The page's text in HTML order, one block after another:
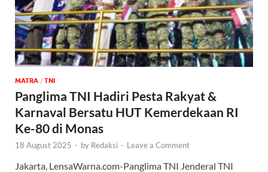
MATRA / TNI
Panglima TNI Hadiri Pesta Rakyat &
Karnaval Bersatu HUT Kemerdekaan RI
Ke-80 di Monas
18 August 2025 - by Redaksi - Leave a Comment
‎Jakarta, LensaWarna.com-Panglima TNI Jenderal TNI